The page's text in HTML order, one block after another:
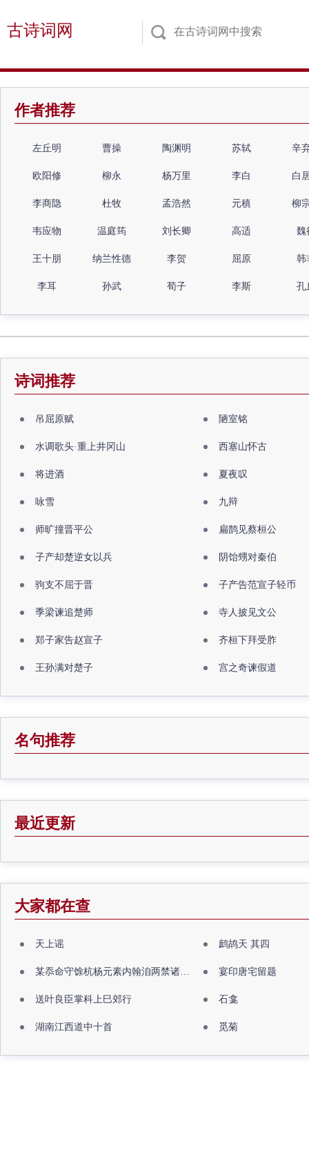
古诗词网
作者推荐
左丘明 曹操 陶渊明 苏轼 辛
欧阳修 柳永 杨万里 李白 白
李商隐 杜牧 孟浩然 元稹 柳
韦应物 温庭筠 刘长卿 高适 魏
王十朋 纳兰性德 李贺 屈原 韩
李耳 孙武 荀子 李斯 孔
诗词推荐
吊屈原赋 陋室铭
水调歌头·重上井冈山 西塞山怀古
将进酒 夏夜叹
咏雪 九辩
师旷撞晋平公 扁鹊见蔡桓公
子产却楚逆女以兵 阴饴甥对秦伯
驹支不屈于晋 子产告范宣子轻币
季梁谏追楚师 寺人披见文公
郑子家告赵宣子 齐桓下拜受胙
王孙满对楚子 宫之奇谏假道
名句推荐
最近更新
大家都在查
天上谣 鹧鸪天 其四
某忝命守馀杭杨元素内翰洎两禁诸公出祖佛寺 宴印唐宅留题
送叶良臣掌科上巳郊行 石龛
湖南江西道中十首 觅菊